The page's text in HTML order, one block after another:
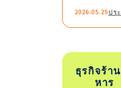
2026.05.25ปร
ธุรกิจร้า
หาร